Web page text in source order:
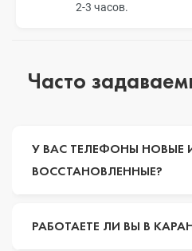
2-3 часов.
Часто
У ВАС ТЕЛЕФОНЫ НОВЫЕ
ВОССТАНОВЛЕННЫЕ?
РАБОТАЕТЕ ЛИ ВЫ В